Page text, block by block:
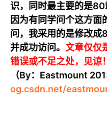
识，同时最主要的是80
因为有同学问个这方面
问，我采用的是修改成
并成功访问。 文章仅仅
错误或不足之处，见谅！
（By：Eastmount
og.csdn.net/